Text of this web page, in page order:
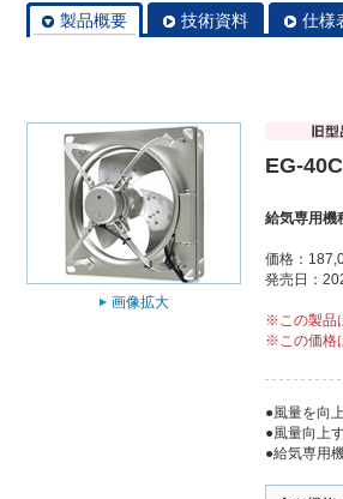
製品概要 技術資料 仕様
画像拡大
EG-
給気専用機
価格：
発売日：
※この製品
※この価格
●風量を向
●風量向上
●給気専用